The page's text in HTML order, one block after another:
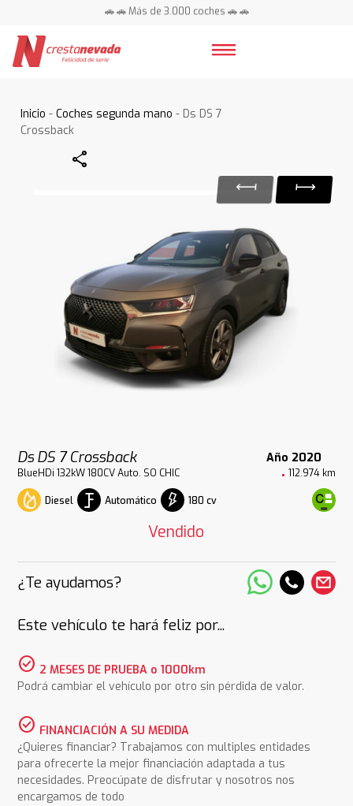
🚗 🚗 Más de 3.000 coches 🚗 🚗
Inicio -Coches segunda mano - Ds DS 7
Crossback
Share
Ds DS 7 Crossback Año 2020
BlueHDi 132kW 180CV Auto. SO CHIC 112.974 km
Diesel Automático 180 cv
Vendido
¿Te ayudamos?
Este vehículo te hará feliz por...
check_circle 2 MESES DE PRUEBA o 1000km
Podrá cambiar el vehículo por otro sin pérdida de valor.
check_circle FINANCIACIÓN A SU MEDIDA
¿Quieres financiar? Trabajamos con multiples entidades
para ofrecerte la mejor financiación adaptada a tus
necesidades. Preocúpate de disfrutar y nosotros nos
encargamos de todo